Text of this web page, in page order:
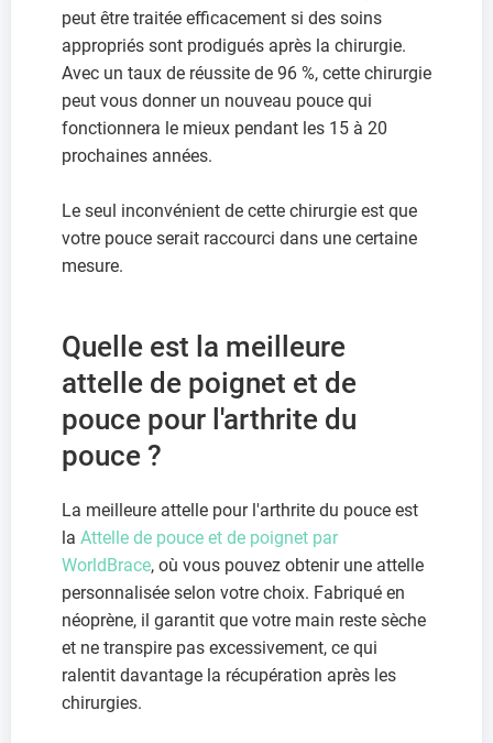
peut être traitée efficacement si des soins
appropriés sont prodigués après la chirurgie.
Avec un taux de réussite de 96 %, cette chirurgie
peut vous donner un nouveau pouce qui
fonctionnera le mieux pendant les 15 à 20
prochaines années.
Le seul inconvénient de cette chirurgie est que
votre pouce serait raccourci dans une certaine
mesure.
Quelle est la meilleure
attelle de poignet et de
pouce pour l'arthrite du
pouce ?
La meilleure attelle pour l'arthrite du pouce est
la Attelle de pouce et de poignet par
WorldBrace, où vous pouvez obtenir une attelle
personnalisée selon votre choix. Fabriqué en
néoprène, il garantit que votre main reste sèche
et ne transpire pas excessivement, ce qui
ralentit davantage la récupération après les
chirurgies.